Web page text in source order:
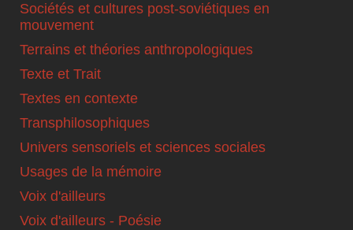
Sociétés et cultures post-soviétiques en
mouvement
Terrains et théories anthropologiques
Texte et Trait
Textes en contexte
Transphilosophiques
Univers sensoriels et sciences sociales
Usages de la mémoire
Voix d'ailleurs
Voix d'ailleurs - Poésie